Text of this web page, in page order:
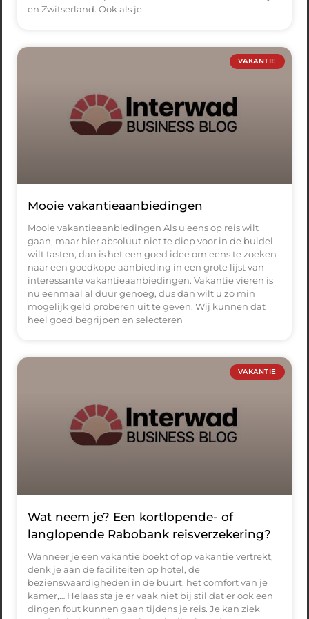
en Zwitserland. Ook als je
VAKANTIE
Mooie vakantieaanbiedingen
Mooie vakantieaanbiedingen Als u eens op reis wilt
gaan, maar hier absoluut niet te diep voor in de buidel
wilt tasten, dan is het een goed idee om eens te zoeken
naar een goedkope aanbieding in een grote lijst van
interessante vakantieaanbiedingen. Vakantie vieren is
nu eenmaal al duur genoeg, dus dan wilt u zo min
mogelijk geld proberen uit te geven. Wij kunnen dat
heel goed begrijpen en selecteren
VAKANTIE
Wat neem je? Een kortlopende- of
langlopende Rabobank reisverzekering?
Wanneer je een vakantie boekt of op vakantie vertrekt,
denk je aan de faciliteiten op hotel, de
bezienswaardigheden in de buurt, het comfort van je
kamer,… Helaas sta je er vaak niet bij stil dat er ook een
dingen fout kunnen gaan tijdens je reis. Je kan ziek